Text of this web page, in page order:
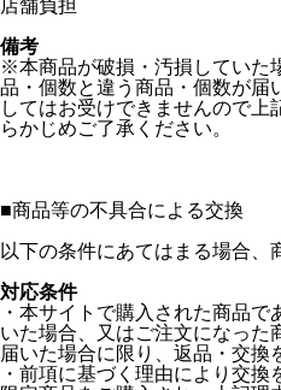
店舗負担
備考
※本商品が破損・汚損していた
品・個数と違う商品・個数が届
してはお受けできませんので上
らかじめご了承ください。
■商品等の不具合による交換
以下の条件にあてはまる場合、
対応条件
・本サイトで購入された商品
いた場合、又はご注文になった
届いた場合に限り、返品・交換
・前項に基づく理由により交換